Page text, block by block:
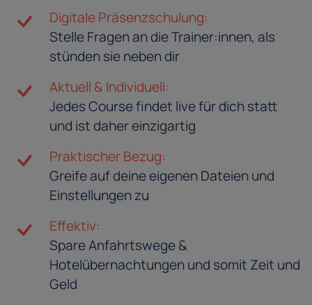
Digitale Präsenzschulung:
Stelle Fragen an die Trainer:innen, als
stünden sie neben dir
Aktuell & Individuell:
Jedes Course findet live für dich statt
und ist daher einzigartig
Praktischer Bezug:
Greife auf deine eigenen Dateien und
Einstellungen zu
Effektiv:
Spare Anfahrtswege &
Hotelübernachtungen und somit Zeit und
Geld